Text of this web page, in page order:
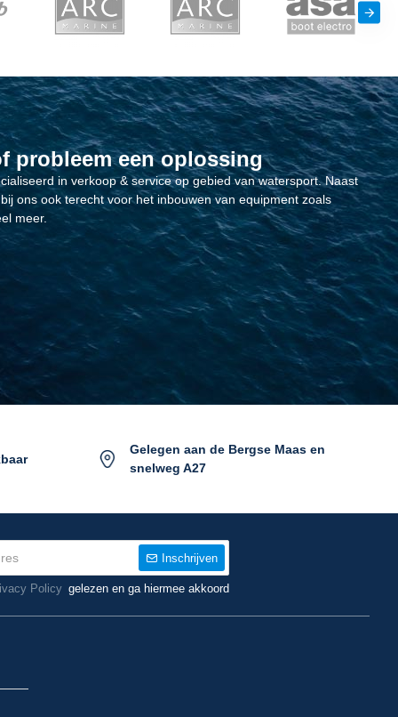
probleem een oplossing
in verkoop & service op gebied van watersport. Naast
ons ook terecht voor het inbouwen van equipment zoals
meer.
Gelegen aan de Bergse Maas en
snelweg A27
Inschrijven
Policy gelezen en ga hiermee akkoord